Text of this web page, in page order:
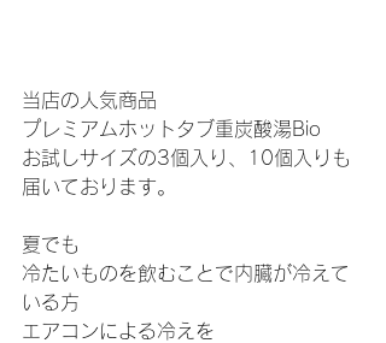
当店の人気商品
プレミアムホットタブ重炭酸湯Bio
お試しサイズの3個入り、10個入りも
届いております。
夏でも
冷たいものを飲むことで内臓が冷えて
いる方
エアコンによる冷えを